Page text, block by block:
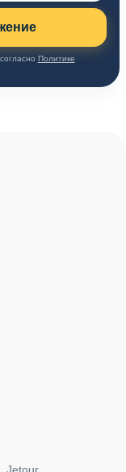
Политике